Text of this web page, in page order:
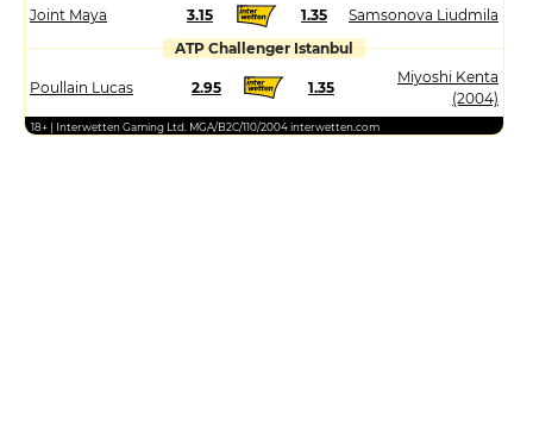
Joint Maya 3.15 1.35
Samsonova Liudmila
ATP Challenger Istanbul
Poullain Lucas 2.95 1.35
Miyoshi Kenta
(2004)
18+ | Interwetten Gaming Ltd. MGA/B2C/110/2004 interwetten.com